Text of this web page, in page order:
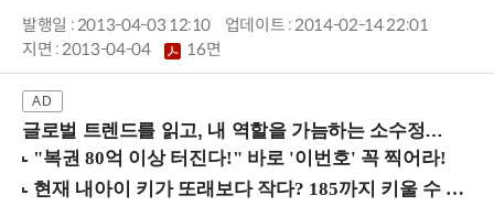
발행일 : 2013-04-03 12:10
업데이트 : 2014-02-14 22:01
지면 :2013-04-04 16면
글로벌 트렌드를 읽고, 내 역할을 가늠하는 소수정예 실습 워크숍 (8/28 신논현역)